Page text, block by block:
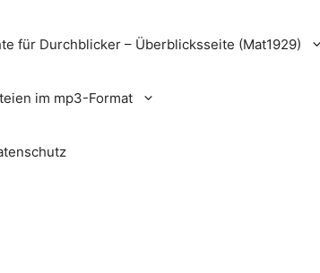
für Durchblicker – Überblicksseite (Mat1929)
im mp3-Format